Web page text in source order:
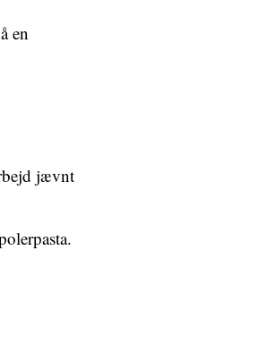
en
jævnt